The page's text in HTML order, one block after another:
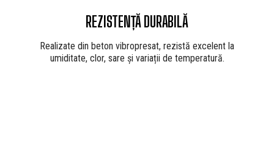
REZISTENȚĂ DURABILĂ
Realizate din beton vibropresat, rezistă excelent la
umiditate, clor, sare și variații de temperatură.